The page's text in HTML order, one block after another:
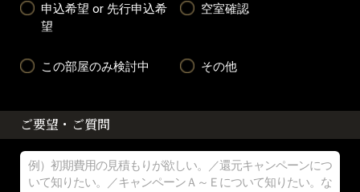
申込希望 or 先行申込希
望
空室確認
この部屋のみ検討中 その他
ご要望・ご質問